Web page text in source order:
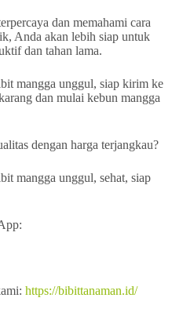
dan memahami cara
Anda akan lebih siap untuk
dan tahan lama.
mangga unggul, siap kirim ke
dan mulai kebun mangga
dengan harga terjangkau?
mangga unggul, sehat, siap
https://bibittanaman.id/